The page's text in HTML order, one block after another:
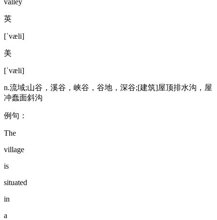
英
[ˈvæli]
美
[ˈvæli]
n.流域;山谷，溪谷，峡谷，谷地，深谷;[建筑]屋顶排水沟，屋
冲蠢面斜沟
例句：
The
village
is
situated
in
a